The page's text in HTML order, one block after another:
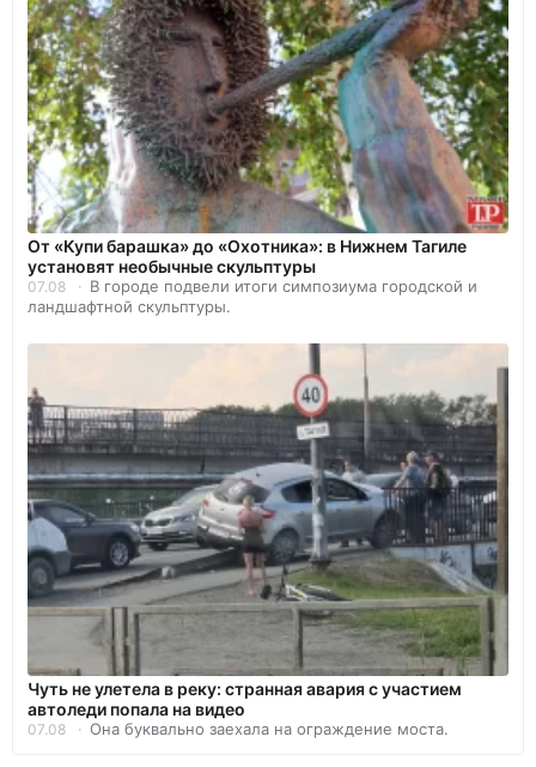
От «Купи барашка» до «Охотника»: в Нижнем Тагиле
установят необычные скульптуры
07.08
В городе подвели итоги симпозиума городской и
ландшафтной скульптуры.
Чуть не улетела в реку: странная авария с участием
автоледи попала на видео
07.08 Она буквально заехала на ограждение моста.